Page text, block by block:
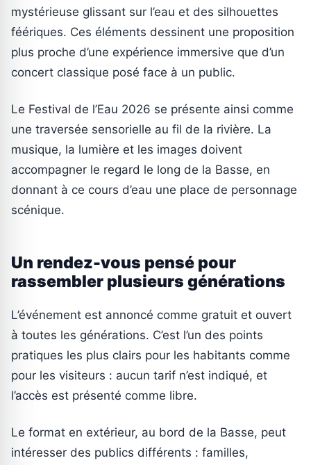
mystérieuse glissant sur l’eau et des silhouettes
féériques. Ces éléments dessinent une proposition
plus proche d’une expérience immersive que d’un
concert classique posé face à un public.
Le Festival de l’Eau 2026 se présente ainsi comme
une traversée sensorielle au fil de la rivière. La
musique, la lumière et les images doivent
accompagner le regard le long de la Basse, en
donnant à ce cours d’eau une place de personnage
scénique.
Un rendez-vous pensé pour
rassembler plusieurs générations
L’événement est annoncé comme gratuit et ouvert
à toutes les générations. C’est l’un des points
pratiques les plus clairs pour les habitants comme
pour les visiteurs : aucun tarif n’est indiqué, et
l’accès est présenté comme libre.
Le format en extérieur, au bord de la Basse, peut
intéresser des publics différents : familles,